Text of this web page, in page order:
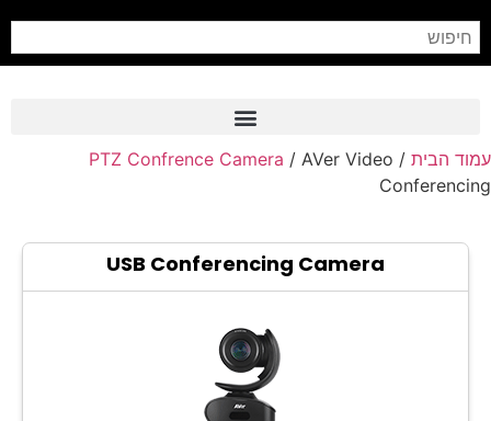
Frame Grabber
Professional Monitors
C-Mount Lenss
Professional Video Equipment
עמוד הבית /
PTZ Confrence Camera / AVer Video
Conferencing
USB Conferencing Camera